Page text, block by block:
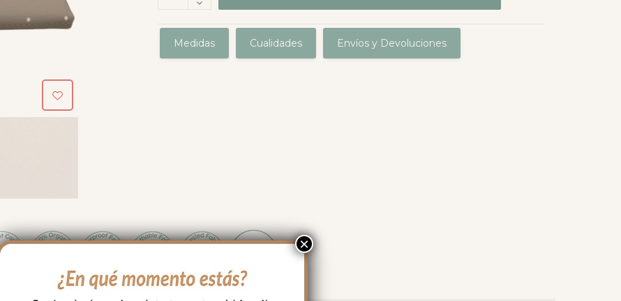
Medidas Cualidades Envíos y Devoluciones
×